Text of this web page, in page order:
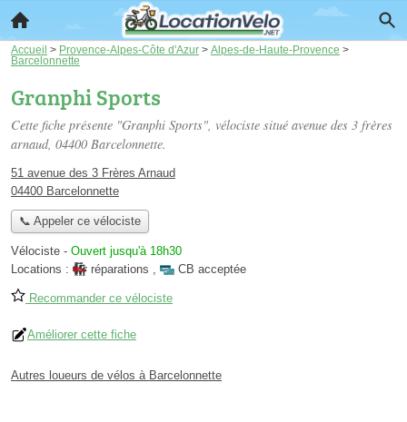
Accueil > Provence-Alpes-Côte d'Azur > Alpes-de-Haute-Provence >
Barcelonnette
Granphi Sports
Cette fiche présente "Granphi Sports", vélociste situé avenue des 3 frères
arnaud, 04400 Barcelonnette.
51 avenue des 3 Frères Arnaud
04400 Barcelonnette
📞 Appeler ce vélociste
Vélociste - Ouvert jusqu'à 18h30
Locations :
réparations , CB acceptée
Recommander ce vélociste
Améliorer cette fiche
Autres loueurs de vélos à Barcelonnette